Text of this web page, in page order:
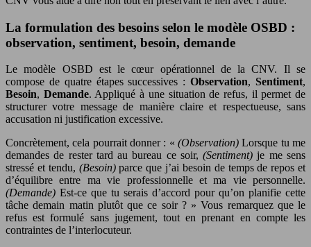
La formulation des besoins selon le modèle OSBD :
observation, sentiment, besoin, demande
Le modèle OSBD est le cœur opérationnel de la CNV. Il se
compose de quatre étapes successives :Observation,Sentiment,
Besoin, Demande. Appliqué à une situation de refus, il permet de
structurer votre message de manière claire et respectueuse, sans
accusation ni justification excessive.
Concrètement, cela pourrait donner : « (Observation) Lorsque tu me
demandes de rester tard au bureau ce soir,(Sentiment) je me sens
stressé et tendu, (Besoin)parce que j’ai besoin de temps de repos et
d’équilibre entre ma vie professionnelle et ma vie personnelle.
(Demande) Est-ce que tu serais d’accord pour qu’on planifie cette
tâche demain matin plutôt que ce soir ? » Vous remarquez que le
refus est formulé sans jugement, tout en prenant en compte les
contraintes de l’interlocuteur.